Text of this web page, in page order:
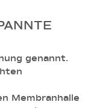
genannt.
Membranhalle